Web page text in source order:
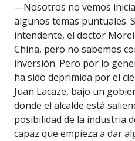
—Nosotros no vemos
algunos temas puntuales.
intendente, el doctor
China, pero no sabemos
inversión. Pero por lo
ha sido deprimida por el
Juan Lacaze, bajo un
donde el alcalde está
posibilidad de la industria
capaz que empieza a dar